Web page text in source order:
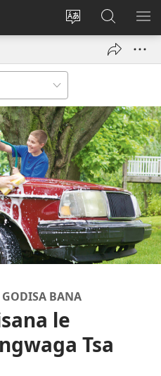
Fetola
Tsena
e
Senka
JW.ORG/
BANA
le
Tsa